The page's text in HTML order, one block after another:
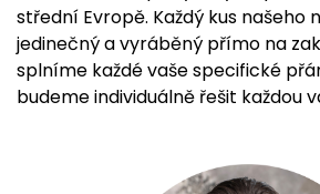
střední Evropě. Každý kus našeho
jedinečný a vyráběný přímo na
splníme každé vaše specifické
budeme individuálně řešit každou